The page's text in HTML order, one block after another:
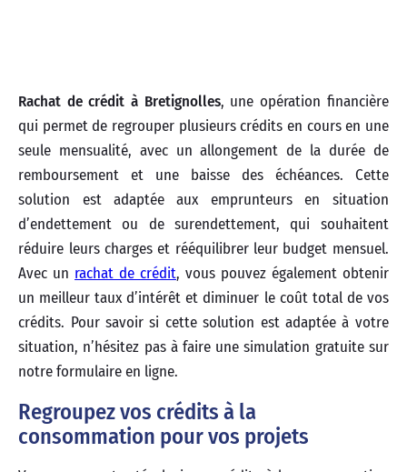
Rachat de crédit à Bretignolles, une opération financière
qui permet de regrouper plusieurs crédits en cours en une
seule mensualité, avec un allongement de la durée de
remboursement et une baisse des échéances. Cette
solution est adaptée aux emprunteurs en situation
d’endettement ou de surendettement, qui souhaitent
réduire leurs charges et rééquilibrer leur budget mensuel.
Avec un rachat de crédit, vous pouvez également obtenir
un meilleur taux d’intérêt et diminuer le coût total de vos
crédits. Pour savoir si cette solution est adaptée à votre
situation, n’hésitez pas à faire une simulation gratuite sur
notre formulaire en ligne.
Regroupez vos crédits à la
consommation pour vos projets